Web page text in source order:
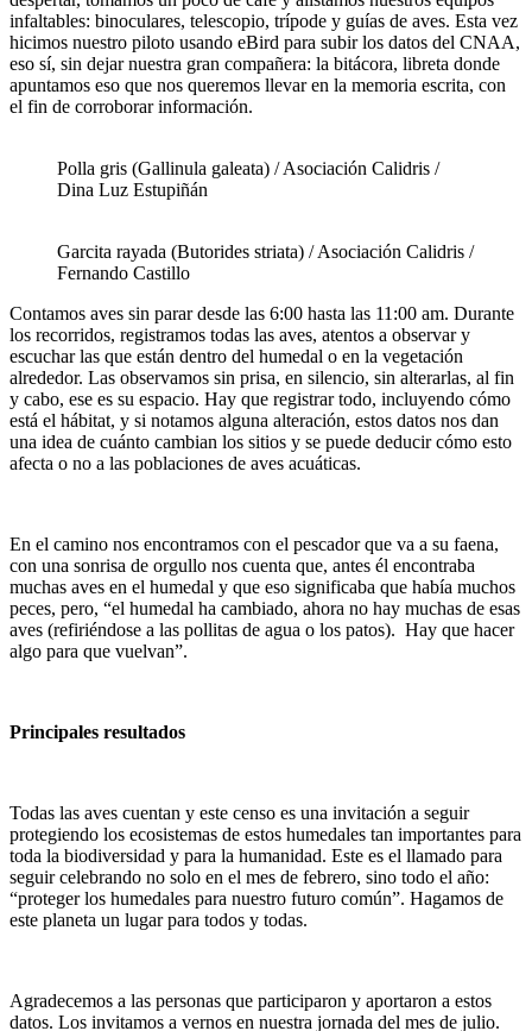
infaltables: binoculares, telescopio, trípode y guías de aves. Esta vez
hicimos nuestro piloto usando eBird para subirlos datos del CNAA,
eso sí, sin dejar nuestra gran compañera: la bitácora, libreta donde
apuntamos eso que nos queremos llevar en la memoria escrita, con
el fin de corroborar información.
Polla gris (Gallinula galeata) / Asociación Calidris /
Dina Luz Estupiñán
Garcita rayada (Butorides striata) / Asociación Calidris /
Fernando Castillo
Contamos aves sin parar desde las 6:00 hasta las 11:00 am. Durante
los recorridos, registramos todas las aves, atentos a observar y
escuchar las que están dentro del humedal o en la vegetación
alrededor. Las observamos sin prisa, en silencio, sin alterarlas, al fin
y cabo, ese es su espacio. Hay que registrar todo, incluyendo cómo
está el hábitat, y si notamos alguna alteración, estos datos nos dan
una idea de cuánto cambian los sitios y se puede deducircómo esto
afecta o no a las poblaciones de aves acuáticas.
En el camino nos encontramos con el pescador que va a su faena,
con una sonrisa de orgullo nos cuenta que, antes él encontraba
muchas aves en el humedal y que eso significaba que había muchos
peces, pero, “el humedal ha cambiado, ahora no hay muchas de esas
aves (refiriéndose a las pollitas de agua o los patos). Hay que hacer
algo para que vuelvan”.
Principales resultados
Todas las aves cuentan y este censo es una invitación a seguir
protegiendo los ecosistemas de estos humedales tan importantes para
toda la biodiversidad y para la humanidad. Este es el llamado para
seguir celebrando no solo en el mes de febrero, sino todo el año:
“proteger los humedales para nuestro futuro común”. Hagamos de
este planeta un lugar para todos y todas.
Agradecemos a las personas que participaron y aportaron a estos
datos. Los invitamos a vernos en nuestra jornada del mes de julio.